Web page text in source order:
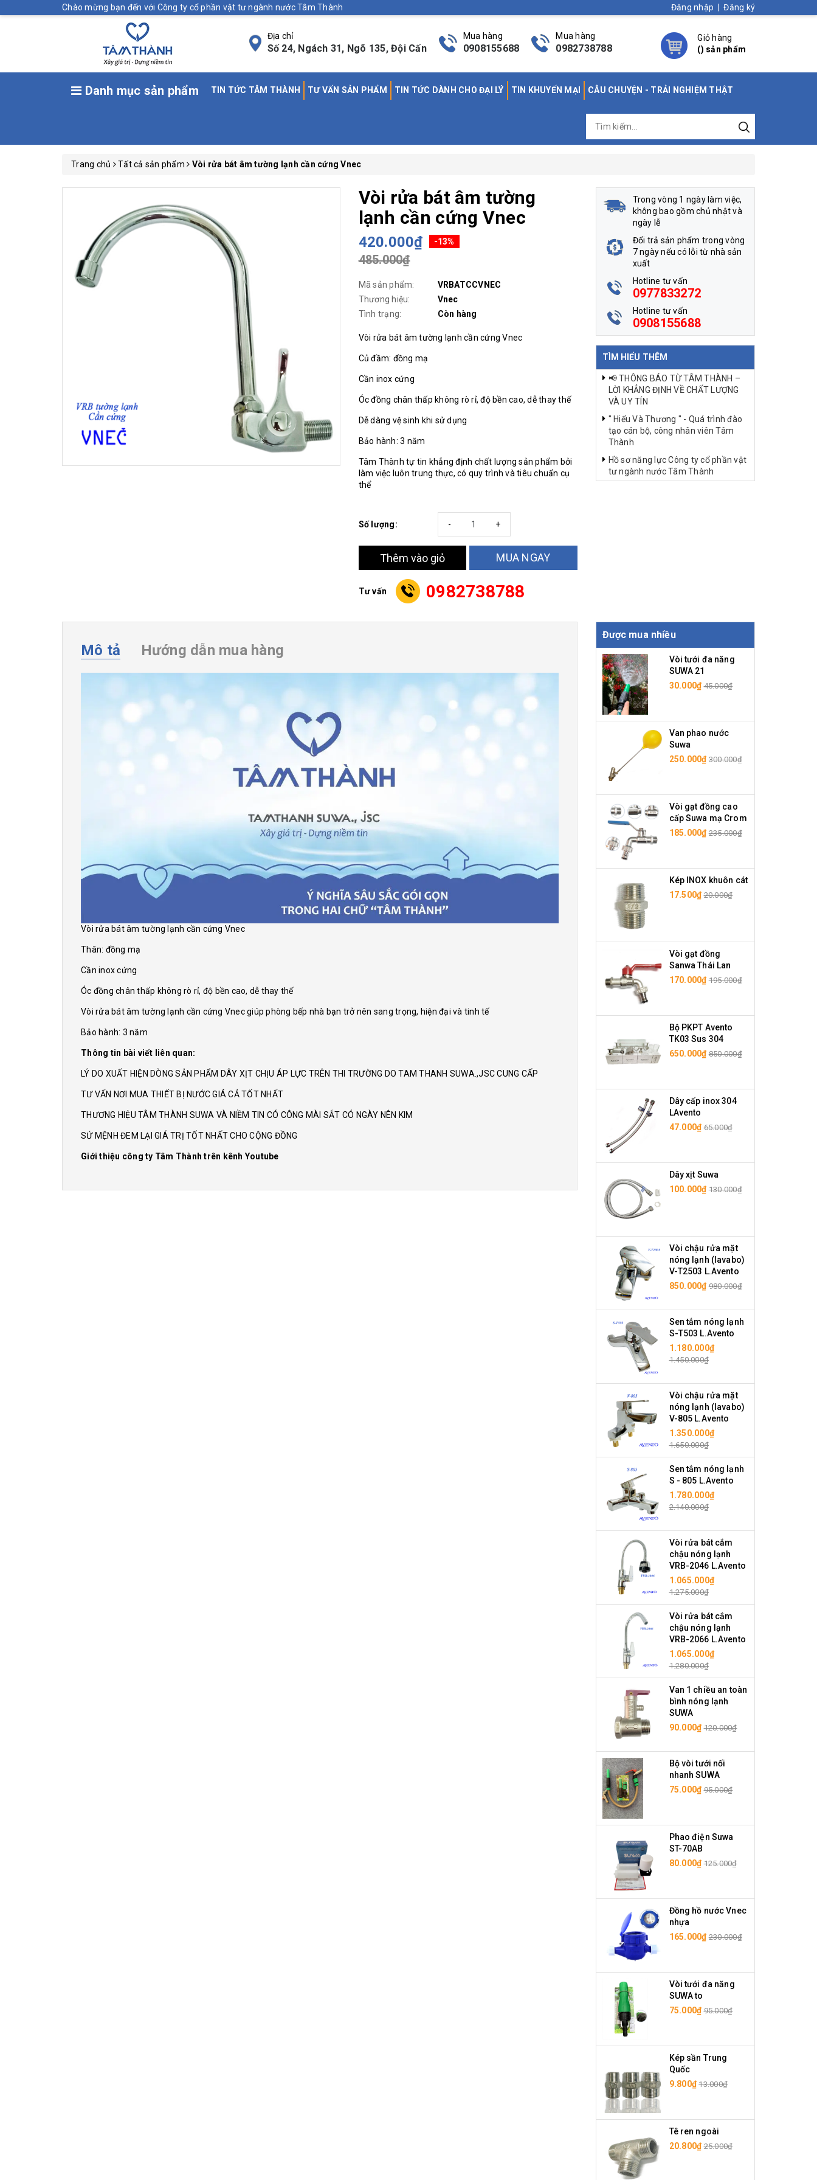
Chào mừng bạn đến với Công ty cổ phần vật tư ngành nước Tâm Thành Đăng nhập Đăng ký
Địa chỉ
Số 24, Ngách 31, Ngõ 135, Đội Cấn
Mua hàng
0908155688
Mua hàng
0982738788
Giỏ hàng
() sản phẩm
Danh mục sản phẩm TIN TỨC TÂM THÀNH TƯ VẤN SẢN PHẨM TIN TỨC DÀNH CHO ĐẠI LÝ TIN KHUYẾN MẠI CÂU CHUYỆN - TRẢI NGHIỆM THẬT
Trang chủ Tất cả sản phẩm Vòi rửa bát âm tường lạnh cần cứng Vnec
Vòi rửa bát âm tường
lạnh cần cứng Vnec
420.000₫ -13%
485.000₫
Mã sản phẩm:
VRBATCCVNEC
Thương hiệu:
Vnec
Tình trạng:
Còn hàng
Vòi rửa bát âm tường lạnh cần cứng Vnec
Củ đầm: đồng mạ
Cần inox cứng
Óc đồng chân thấp không rò rỉ, độ bền cao, dễ thay thế
Dễ dàng vệ sinh khi sử dụng
Bảo hành: 3 năm
Tâm Thành tự tin khẳng định chất lượng sản phẩm bởi
làm việc luôn trung thực, có quy trình và tiêu chuẩn cụ
thể
Số lượng: +
-
Thêm vào giỏ MUA NGAY
Tư vấn 0982738788
Trong vòng 1 ngày làm việc,
không bao gồm chủ nhật và
ngày lễ
Đổi trả sản phẩm trong vòng
7 ngày nếu có lỗi từ nhà sản
xuất
Hotline tư vấn
0977833272
Hotline tư vấn
0908155688
TÌM HIỂU THÊM
📢 THÔNG BÁO TỪ TÂM THÀNH –
LỜI KHẲNG ĐỊNH VỀ CHẤT LƯỢNG
VÀ UY TÍN
" Hiểu Và Thương " - Quá trình đào
tạo cán bộ, công nhân viên Tâm
Thành
Hồ sơ năng lực Công ty cổ phần vật
tư ngành nước Tâm Thành
Mô tả Hướng dẫn mua hàng
Vòi rửa bát âm tường lạnh cần cứng Vnec
Thân: đồng mạ
Cần inox cứng
Óc đồng chân thấp không rò rỉ, độ bền cao, dễ thay thế
Vòi rửa bát âm tường lạnh cần cứng Vnec giúp phòng bếp nhà bạn trở nên sang trọng, hiện đại và tinh tế
Bảo hành: 3 năm
Thông tin bài viết liên quan:
LÝ DO XUẤT HIỆN DÒNG SẢN PHẨM DÂY XỊT CHỊU ÁP LỰC TRÊN THI TRƯỜNG DO TAM THANH SUWA.,JSC CUNG CẤP
TƯ VẤN NƠI MUA THIẾT BỊ NƯỚC GIÁ CẢ TỐT NHẤT
THƯƠNG HIỆU TÂM THÀNH SUWA VÀ NIỀM TIN CÓ CÔNG MÀI SẮT CÓ NGÀY NÊN KIM
SỨ MỆNH ĐEM LẠI GIÁ TRỊ TỐT NHẤT CHO CỘNG ĐỒNG
Giới thiệu công ty Tâm Thành trên kênh Youtube
Được mua nhiều
Vòi tưới đa năng
SUWA 21
30.000₫ 45.000₫
Van phao nước
Suwa
250.000₫ 300.000₫
Vòi gạt đồng cao
cấp Suwa mạ Crom
185.000₫ 235.000₫
Kép INOX khuôn cát
17.500₫ 20.000₫
Vòi gạt đồng
Sanwa Thái Lan
170.000₫ 195.000₫
Bộ PKPT Avento
TK03 Sus 304
650.000₫ 850.000₫
Dây cấp inox 304
LAvento
47.000₫ 65.000₫
Dây xịt Suwa
100.000₫ 130.000₫
Vòi chậu rửa mặt
nóng lạnh (lavabo)
V-T2503 L.Avento
850.000₫ 980.000₫
Sen tắm nóng lạnh
S-T503 L.Avento
1.180.000₫
1.450.000₫
Vòi chậu rửa mặt
nóng lạnh (lavabo)
V-805 L.Avento
1.350.000₫
1.650.000₫
Sen tắm nóng lạnh
S - 805 L.Avento
1.780.000₫
2.140.000₫
Vòi rửa bát cắm
chậu nóng lạnh
VRB-2046 L.Avento
1.065.000₫
1.275.000₫
Vòi rửa bát cắm
chậu nóng lạnh
VRB-2066 L.Avento
1.065.000₫
1.280.000₫
Van 1 chiều an toàn
bình nóng lạnh
SUWA
90.000₫ 120.000₫
Bộ vòi tưới nối
nhanh SUWA
75.000₫ 95.000₫
Phao điện Suwa
ST-70AB
80.000₫ 125.000₫
Đồng hồ nước Vnec
nhựa
165.000₫ 230.000₫
Vòi tưới đa năng
SUWA to
75.000₫ 95.000₫
Kép sần Trung
Quốc
9.800₫ 13.000₫
Tê ren ngoài
20.800₫ 25.000₫